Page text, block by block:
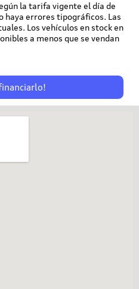
la tarifa vigente el día de
haya errores tipográficos. Las
Los vehículos en stock en
a menos que se vendan